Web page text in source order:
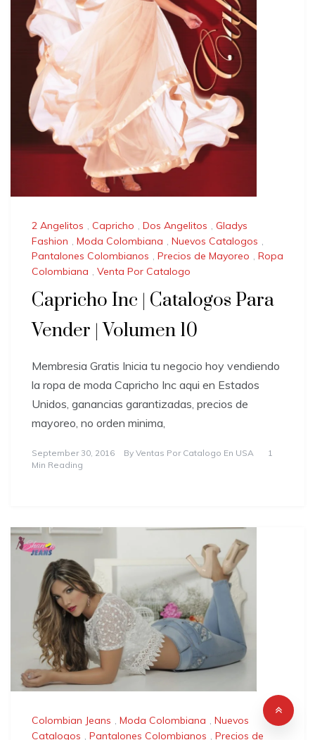
2 Angelitos , Capricho , Dos Angelitos , Gladys
Fashion , Moda Colombiana , Nuevos Catalogos ,
Pantalones Colombianos , Precios de Mayoreo , Ropa
Colombiana , Venta Por Catalogo
Capricho Inc | Catalogos Para
Vender | Volumen 10
Membresia Gratis Inicia tu negocio hoy vendiendo
la ropa de moda Capricho Inc aqui en Estados
Unidos, ganancias garantizadas, precios de
mayoreo, no orden minima,
September 30, 2016 By Ventas Por Catalogo En USA
1
Min Reading
Colombian Jeans , Moda Colombiana , Nuevos
Catalogos , Pantalones Colombianos , Precios de